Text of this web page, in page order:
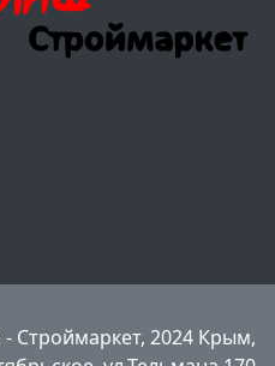
Строймаркет, 2024 Крым,